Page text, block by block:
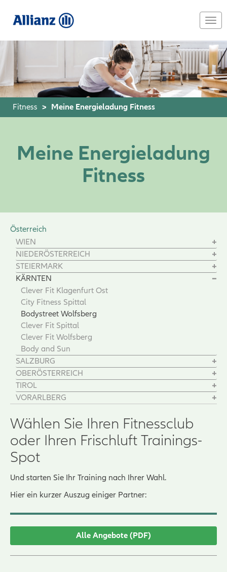
content
Fitness Meine Energieladung Fitness
Meine Energieladung
Fitness
Österreich
WIEN
NIEDERÖSTERREICH
STEIERMARK
KÄRNTEN
Clever Fit Klagenfurt Ost
City Fitness Spittal
Bodystreet Wolfsberg
Clever Fit Spittal
Clever Fit Wolfsberg
Body and Sun
SALZBURG
OBERÖSTERREICH
TIROL
VORARLBERG
Wählen Sie Ihren Fitnessclub
oder Ihren Frischluft Trainings-
Spot
Und starten Sie Ihr Training nach Ihrer Wahl.
Hier ein kurzer Auszug einiger Partner:
Alle Angebote (PDF)